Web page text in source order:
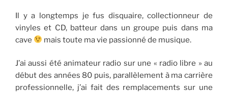
Il y a longtemps je fus disquaire, collectionneur de
vinyles et CD, batteur dans un groupe puis dans ma
cave
mais toute ma vie passionné de musique.
J’ai aussi été animateur radio sur une « radio libre » au
début des années 80 puis, parallèlement à ma carrière
professionnelle, j’ai fait des remplacements sur une